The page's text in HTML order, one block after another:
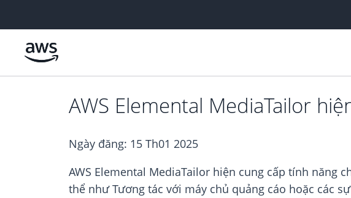
AWS Elemental MediaTailor
Ngày đăng: 15 Th01 2025
AWS Elemental MediaTailor hiện cung cấp tính năng
thể như Tương tác với máy chủ quảng cáo hoặc các